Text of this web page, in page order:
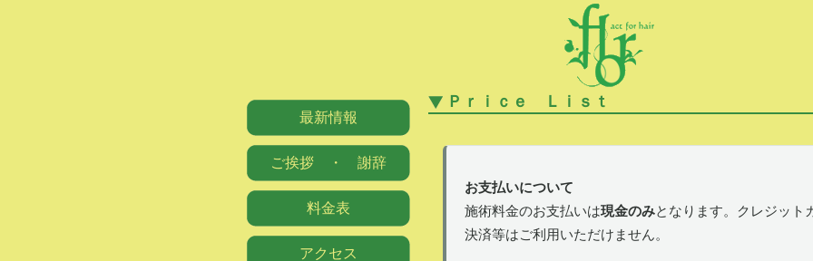
Ｐｒｉｃｅ Ｌｉｓｔ
お支払いについて
施術料金のお支払いは現金のみとなります。クレジット
決済等はご利用いただけません。
最新情報
ご挨拶 ・ 謝辞
料金表
アクセス